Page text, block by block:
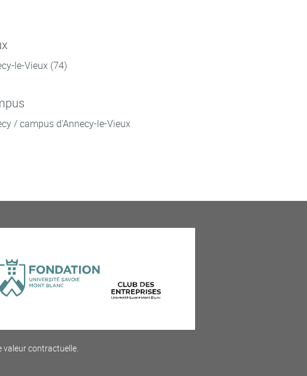
le-Vieux (74)
/ campus d'Annecy-le-Vieux
contractuelle.